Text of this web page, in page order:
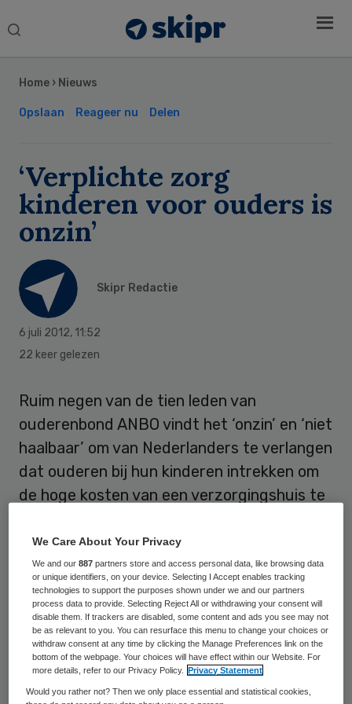
Search
Home › Nieuws
Opslaan Reageer nu Delen
‘Verplichte zorg
kinderen voor ouders is
onzin’
Skipr Redactie
6 juli 2012, 11:52
22 keer gelezen
Ruim negen van de tien leden van
ouderenbond ANBO vindt het ‘onzin’ en ‘niet
haalbaar’ om van Nederlanders te verlangen
dat ouderen bij hun kinderen intrekken om
de hoge kosten van een verzorgingshuis te
Een ander komt naar voren uitANBO-
onderzoeknaar de toekomst van de zorg
onder ruim 1400 leden. Ook het belonen van
gezonder leven wordt naar de prullenbak
verwezen: 37 procent van de
ondervraagden noemt het onhaalbaar in de
praktijk, slechts 20 procent vindt het een
Sidebar
We Care About Your Privacy
We and our887 partners store and access personal data, like browsing data
or unique identifiers, on your device. Selecting I Accept enables tracking
technologies to support the purposes shown under we and our partners
process data to provide. Selecting Reject All or withdrawing your consent will
disable them. If trackers are disabled, some content and ads you see may not
be as relevant to you. You can resurface this menu to change your choices or
withdraw consent at any time by clicking the Manage Preferences link on the
bottom of the webpage. Your choices will have effect within our Website. For
more details, refer to our Privacy Policy.
Privacy Statement
Would you rather not? Then we only place essential and statistical cookies,